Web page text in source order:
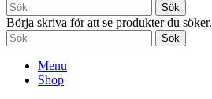
Sök
Börja skriva för att se produkter du söker.
Sök
Menu
Shop